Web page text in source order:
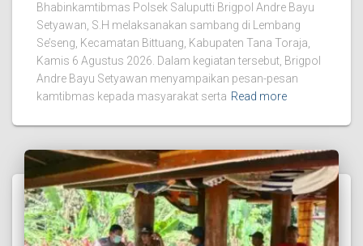
Bhabinkamtibmas Polsek Saluputti Brigpol Andre Bayu
Setyawan, S.H melaksanakan sambang di Lembang
Se’seng, Kecamatan Bittuang, Kabupaten Tana Toraja,
Kamis 6 Agustus 2026. Dalam kegiatan tersebut, Brigpol
Andre Bayu Setyawan menyampaikan pesan-pesan
kamtibmas kepada masyarakat serta Read more